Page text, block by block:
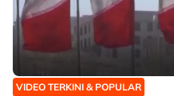
VIDEO TERKINI & POPULAR